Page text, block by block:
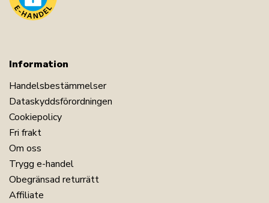
Information
Handelsbestämmelser
Dataskyddsförordningen
Cookiepolicy
Fri frakt
Om oss
Trygg e-handel
Obegränsad returrätt
Affiliate